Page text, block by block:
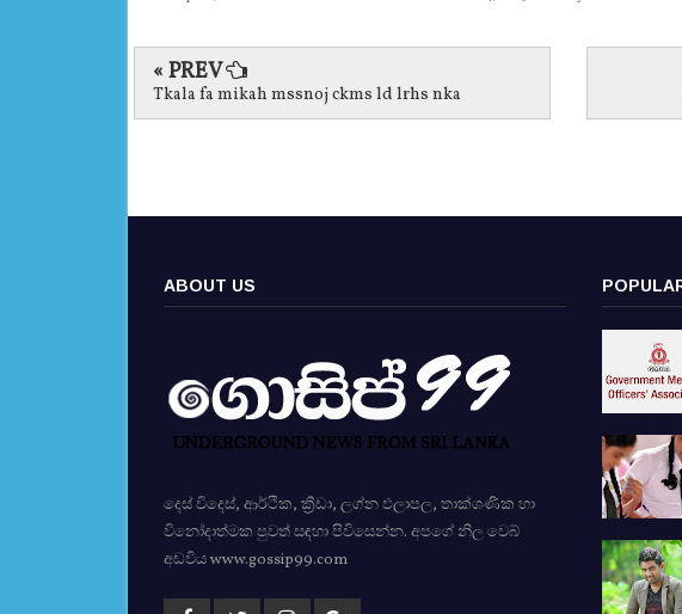
« PREV
Tkala fa mikah mssnoj ckms ld lrhs nka
ABOUT US
දෙස් විදෙස්, ආර්ථික, ක්‍රීඩා, ලග්න ඵලාපල, තාක්ශණික හා
විනෝදාත්මක පුවත් සඳහා පිවිසෙන්න. අපගේ නිල වෙබ්
අඩවිය www.gossip99.com